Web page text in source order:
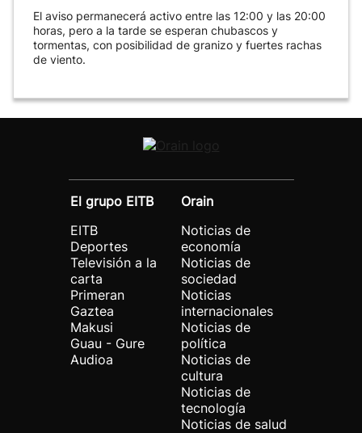
El aviso permanecerá activo entre las 12:00 y las 20:00
horas, pero a la tarde se esperan chubascos y
tormentas, con posibilidad de granizo y fuertes rachas
de viento.
El grupo EITB
EITB
Deportes
Televisión a la
carta
Primeran
Gaztea
Makusi
Guau - Gure
Audioa
Orain
Noticias de
economía
Noticias de
sociedad
Noticias
internacionales
Noticias de
política
Noticias de
cultura
Noticias de
tecnología
Noticias de salud